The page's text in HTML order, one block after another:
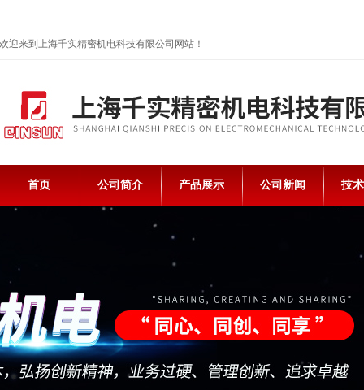
欢迎来到上海千实精密机电科技有限公司网站！
首页 公司简介 产品展示 公司新闻 技